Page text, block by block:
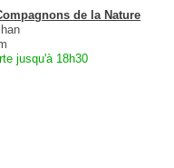
de la Nature
jusqu'à 18h30